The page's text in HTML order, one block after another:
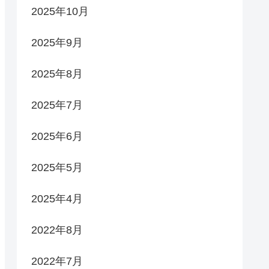
2025年10月
2025年9月
2025年8月
2025年7月
2025年6月
2025年5月
2025年4月
2022年8月
2022年7月